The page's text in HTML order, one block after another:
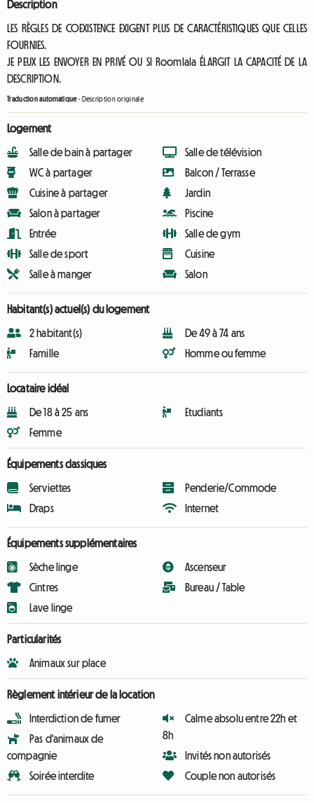
Description
LES RÈGLES DE COEXISTENCE EXIGENT PLUS DE CARACTÉRISTIQUES QUE CELLES
FOURNIES.
JE PEUX LES ENVOYER EN PRIVÉ OU SI Roomlala ÉLARGIT LA CAPACITÉ DE LA
DESCRIPTION.
Traduction automatique- Description originale
Logement
Salle de bain à partager
WC à partager
Cuisine à partager
Salon à partager
Entrée
Salle de sport
Salle à manger
Salle de télévision
Balcon / Terrasse
Jardin
Piscine
Salle de gym
Cuisine
Salon
Habitant(s) actuel(s) du logement
2 habitant(s)
Famille
De 49 à 74 ans
Homme ou femme
Locataire idéal
De 18 à 25 ans
Femme
Etudiants
Équipements classiques
Serviettes
Draps
Penderie/Commode
Internet
Équipements supplémentaires
Sèche linge
Cintres
Lave linge
Ascenseur
Bureau / Table
Particularités
Animaux sur place
Règlement intérieur de la location
Interdiction de fumer
Pas d'animaux de
compagnie
Soirée interdite
Calme absolu entre 22h et
8h
Invités non autorisés
Couple non autorisés